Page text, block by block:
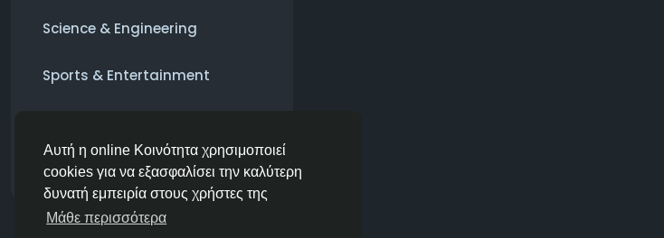
Αυτή η online Κοινότητα χρησιμοποιεί
cookies για να εξασφαλίσει την καλύτερη
δυνατή εμπειρία στους χρήστες της
Μάθε περισσότερα
Science & Engineering
Sports & Entertainment
άλλο